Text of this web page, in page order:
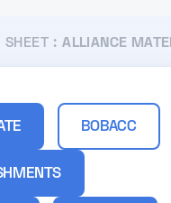
SHEET :ALLIANCE
BOBACC